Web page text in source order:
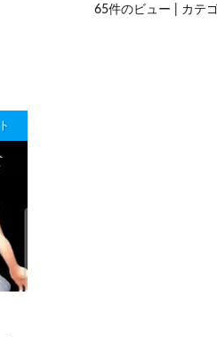
65件のビュー カテ